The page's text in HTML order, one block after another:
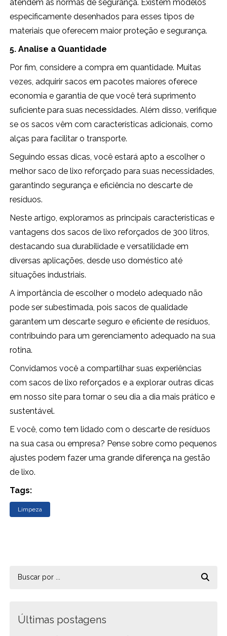
atendem às normas de segurança. Existem modelos
especificamente desenhados para esses tipos de
materiais que oferecem maior proteção e segurança.
5. Analise a Quantidade
Por fim, considere a compra em quantidade. Muitas
vezes, adquirir sacos em pacotes maiores oferece
economia e garantia de que você terá suprimento
suficiente para suas necessidades. Além disso, verifique
se os sacos vêm com características adicionais, como
alças para facilitar o transporte.
Seguindo essas dicas, você estará apto a escolher o
melhor saco de lixo reforçado para suas necessidades,
garantindo segurança e eficiência no descarte de
resíduos.
Neste artigo, exploramos as principais características e
vantagens dos sacos de lixo reforçados de 300 litros,
destacando sua durabilidade e versatilidade em
diversas aplicações, desde uso doméstico até
situações industriais.
A importância de escolher o modelo adequado não
pode ser subestimada, pois sacos de qualidade
garantem um descarte seguro e eficiente de resíduos,
contribuindo para um gerenciamento adequado na sua
rotina.
Convidamos você a compartilhar suas experiências
com sacos de lixo reforçados e a explorar outras dicas
em nosso site para tornar o seu dia a dia mais prático e
sustentável.
E você, como tem lidado com o descarte de resíduos
na sua casa ou empresa? Pense sobre como pequenos
ajustes podem fazer uma grande diferença na gestão
de lixo.
Tags:
Limpeza
Últimas postagens